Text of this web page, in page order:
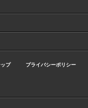
プ プライバシーポリシー